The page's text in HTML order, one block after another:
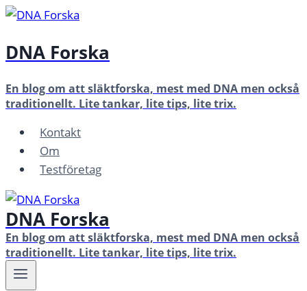
Skip
content
DNA Forska
En blog om att släktforska, mest med DNA men också
traditionellt. Lite tankar, lite tips, lite trix.
Kontakt
Om
Testföretag
DNA Forska
En blog om att släktforska, mest med DNA men också
traditionellt. Lite tankar, lite tips, lite trix.